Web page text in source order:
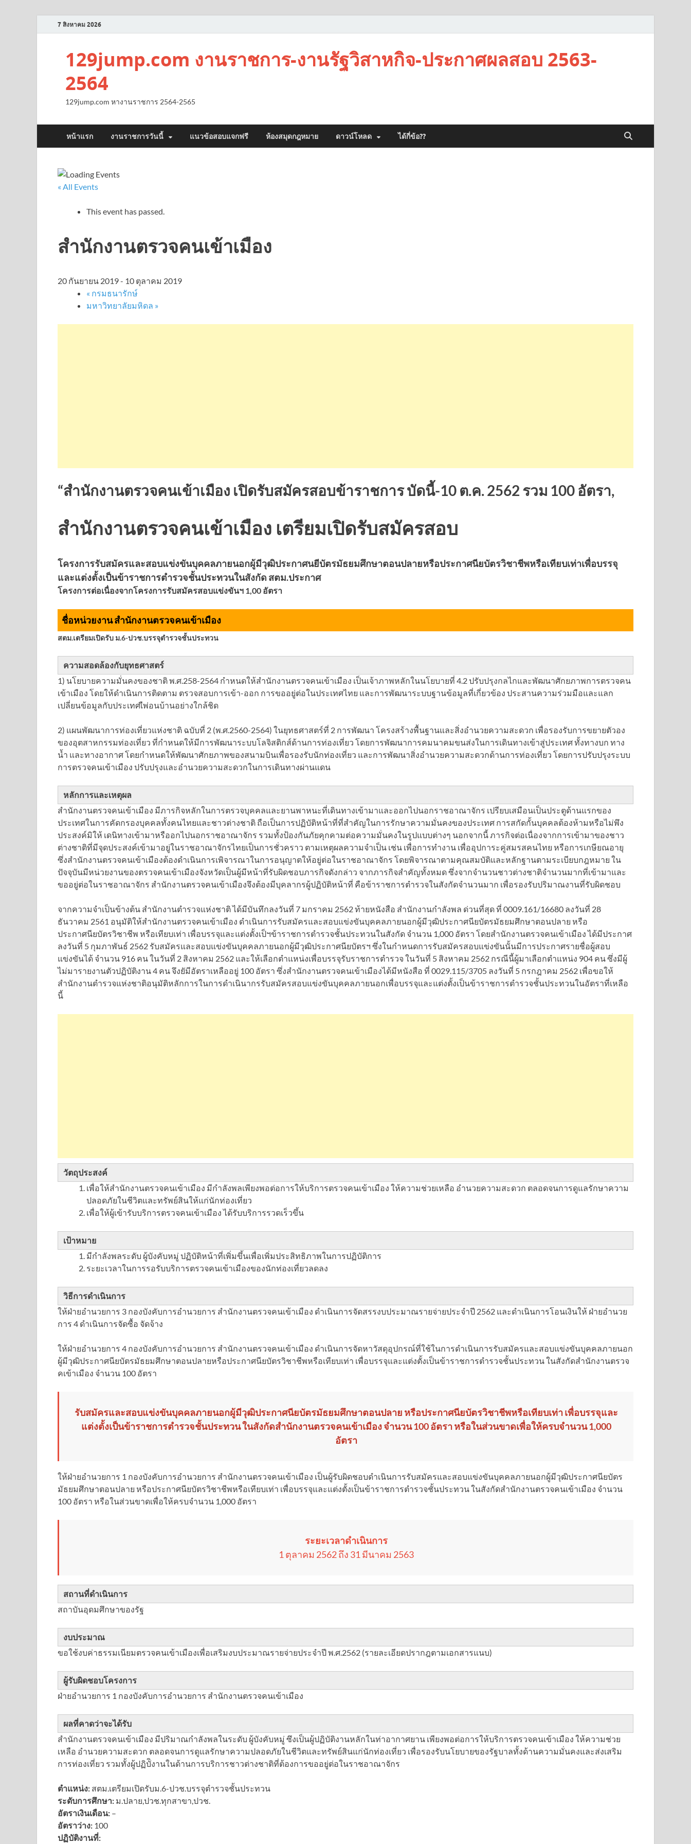
7 สิงหาคม 2026
129jump.com งานราชการ-งานรัฐวิสาหกิจ-ประกาศผลสอบ 2563-
2564
129jump.com หางานราชการ 2564-2565
หน้าแรก งานราชการวันนี้ แนวข้อสอบแจกฟรี ห้องสมุดกฎหมาย ดาวน์โหลด ได้กี่ข้อ??
« All Events
This event has passed.
สำนักงานตรวจคนเข้าเมือง
20 กันยายน 2019- 10 ตุลาคม 2019
« กรมธนารักษ์
มหาวิทยาลัยมหิดล »
“สำนักงานตรวจคนเข้าเมือง เปิดรับสมัครสอบข้าราชการ บัดนี้-10 ต.ค. 2562 รวม 100 อัตรา,
สำนักงานตรวจคนเข้าเมือง เตรียมเปิดรับสมัครสอบ
โครงการรับสมัครและสอบแข่งขันบุคคลภายนอกผู้มีวุฒิประกาศนยีบัตรมัธยมศึกษาตอนปลายหรือประกาศนียบัตรวิชาชีพหรือเทียบเท่าเพื่อบรรจุ
และแต่งตั้งเป็นข้าราชการตำรวจชั้นประทวนในสังกัด สตม.ประกาศ
โครงการต่อเนื่องจากโครงการรับสมัครสอบแข่งขันฯ 1,00 อัตรา
ชื่อหน่วยงาน สำนักงานตรวจคนเข้าเมือง
สตม.เตรียมเปิดรับ ม.6-ปวช.บรรจุตำรวจชั้นประทวน
ความสอดล้องกับยุทธศาสตร์
1) นโยบายความมั่นคงของชาติ พ.ศ.258-2564 กำหนดให้สำนักงานตรวจคนเข้าเมือง เป็นเจ้าภาพหลักในนโยบายที่ 4.2 ปรับปรุงกลไกและพัฒนาศักยภาพการตรวจคน
เข้าเมือง โดยให้ดำเนินการติดตาม ตรวจสอบการเข้า-ออก การขออยู่ต่อในประเทศไทย และการพัฒนาระบบฐานข้อมูลที่เกี่ยวข้อง ประสานความร่วมมือและแลก
เปลี่ยนข้อมูลกับประเทศเืพ่อนบ้านอย่างใกล้ชิด
2) แผนพัฒนาการท่องเที่ยวแห่งชาติ ฉบับที่ 2 (พ.ศ.2560-2564) ในยุทธศาสตร์ที่ 2 การพัฒนา โครงสร้างพื้นฐานและสิ่งอำนวยความสะดวก เพื่อรองรับการขยายตัวอง
ของอุตสาหกรรมท่องเที่ยว ที่กำหนดให้มีการพัฒนาระบบโลจิสติกส์ด้านการท่องเที่ยว โดยการพัฒนาการคมนาคมขนส่งในการเดินทางเข้าสู่ประเทศ ทั้งทางบก ทาง
น้ำ และทางอากาศ โดยกำหนดให้พัฒนาศักยภาพของสนามบินเพื่อรองรับนักท่องเที่ยว และการพัฒนาสิ่งอำนวยความสะดวกด้านการท่องเที่ยว โดยการปรับปรุงระบบ
การตรวจคนเข้าเมือง ปรับปรุงและอำนวยความสะดวกในการเดินทางผ่านแดน
หลักการและเหตุผล
สำนักงานตรวจคนเข้าเมือง มีภารกิจหลักในการตรวจบุคคลและยานพาหนะที่เดินทางเข้ามาและออกไปนอกราชอาณาจักร เปรียบเสมือนเป็นประตูด้านแรกของ
ประเทศในการคัดกรองบุคคลทั้งคนไทยและชาวต่างชาติ ถือเป็นการปฏิบัติหน้าที่ที่สำคัญในการรักษาความมั่นคงของประเทศ การสกัดกั้นบุคคลต้องห้ามหรือไม่พึง
ประสงค์มิให้ เดนิทางเข้ามาหรืออกไปนอกราชอาณาจักร รวมทั้งป้องกันภัยคุกคามต่อความมั่นคงในรูปแบบต่างๆ นอกจากนี้ ภารกิจต่อเนื่องจากการเข้ามาของชาว
ต่างชาติที่มีจุดประสงค์เข้ามาอยู่ในราชอาณาจักรไทยเป็นการชั่วคราว ตามเหตุผลความจำเป็น เช่น เพื่อการทำงาน เพื่ออุปการะคู่สมรสคนไทย หรือการเกษียณอายุ
ซึ่งสำนักงานตรวจคนเข้าเมืองต้องดำเนินการเพิจารณาในการอนุญาตให้อยู่ต่อในราชอาณาจักร โดยพิจารณาตามคุณสมบัติและหลักฐานตามระเบียบกฎหมาย ใน
ปัจจุบันมีหน่วยงานของตรวจคนเข้าเมืองจังหวัดเป็นผู้มีหน้าที่รับผิดชอบภารกิจดังกล่าว จากภารกิจสำคัญทั้งหมด ซึ่งจากจำนวนชาวต่างชาติจำนวนมากที่เข้ามาและ
ขออยู่ต่อในราชอาณาจักร สำนักงานตรวจคนเข้าเมืองจึงต้องมีบุคลากรผู้ปฏิบัติหน้าที่ คือข้าราชการตำรวจในสังกัดจำนวนมาก เพื่อรองรับปริมาณงานที่รับผิดชอบ
จากความจำเป็นข้างต้น สำนักงานตำรวจแห่งชาติ ได้มีบันทึกลงวันที่ 7 มกราคม 2562 ท้ายหนังสือ สำนักงานกำลังพล ด่วนที่สุด ที่ 0009.161/16680 ลงวันที่ 28
ธันวาคม 2561 อนุมัติให้สำนักงานตรวจคนเข้าเมือง ดำเนินการรับสมัครและสอบแข่งขันบุคคลภายนอกผู้มีวุฒิประกาศนียบัตรมัธยมศึกษาตอนปลาย หรือ
ประกาศนียบัตรวิชาชีพ หรือเทียบเท่า เพื่อบรรจุและแต่งตั้งเป็ฯข้าราชการตำรวจชั้นประทวนในสังกัด จำนวน 1,000 อัตรา โดยสำนักงานตรวจคนเข้าเมือง ได้มีประกาศ
ลงวันที่ 5 กุมภาพันธ์ 2562 รับสมัครและสอบแข่งขันบุคคลภายนอกผู้มีวุฒิประกาศนียบัตรฯ ซึ่งในกำหนดการรับสมัครสอบแข่งขันนั้นมีการประกาศรายชื่อผู้สอบ
แข่งขันได้ จำนวน 916 คน ในวันที่ 2 สิงหาคม 2562 และให้เลือกตำแหน่งเพื่อบรรจุรับราชการตำรวจ ในวันที่ 5 สิงหาคม 2562 กรณีนี้ผู้มาเลือกตำแหน่ง 904 คน ซึ่งมีผู้
ไม่มารายงานตัวปฏิบัติงาน 4 คน จึงยัมีอัตราเหลืออยู่ 100 อัตรา ซึ่งสำนักงานตรวจคนเข้าเมืองได้มีหนังสือ ที่ 0029.115/3705 ลงวันที่ 5 กรกฎาคม 2562 เพื่อขอให้
สำนักงานตำรวจแห่งชาติอนุมัติหลักการในการดำเนินากรรับสมัครสอบแข่งขันบุคคลภายนอกเพื่อบรรจุและแต่งตั้งเป็นข้าราชการตำรวจชั้นประทวนในอัตราที่เหลือ
นี้
วัตถุประสงค์
เพื่อให้สำนักงานตรวจคนเข้าเมือง มีกำลังพลเพียงพอต่อการให้บริการตรวจคนเข้าเมือง ให้ความช่วยเหลือ อำนวยความสะดวก ตลอดจนการดูแลรักษาความ
ปลอดภัยในชีวิตและทรัพย์สินให้แก่นักท่องเที่ยว
เพื่อให้ผู้เข้ารับบริการตรวจคนเข้าเมือง ได้รับบริการรวดเร็วขึ้น
เป้าหมาย
มีกำลังพลระดับ ผู้บังคับหมู่ ปฏิบัติหน้าที่เพิ่มขึ้นเพื่อเพิ่มประสิทธิภาพในการปฏิบัติการ
ระยะเวลาในการรอรับบริการตรวจคนเข้าเมืองของนักท่องเที่ยวลดลง
วิธีการดำเนินการ
ให้ฝ่ายอำนวยการ 3 กองบังคับการอำนวยการ สำนักงานตรวจคนเข้าเมือง ดำเนินการจัดสรรงบประมาณรายจ่ายประจำปี 2562 และดำเนินการโอนเงินให้ ฝ่ายอำนวย
การ 4 ดำเนินการจัดซื้อ จัดจ้าง
ให้ฝ่ายอำนวยการ 4 กองบังคับการอำนวยการ สำนักงานตรวจคนเข้าเมือง ดำเนินการจัดหาวัสดุอุปกรณ์ที่ใช้ในการดำเนินการรับสมัครและสอบแข่งขันบุคคลภายนอก
ผู้มีวุฒิประกาศนียบัตรมัธยมศึกษาตอนปลายหรือประกาศนียบัตรวิชาชีพหรือเทียบเท่า เพื่อบรรจุและแต่งตั้งเป็นข้าราชการตำรวจชั้นประทวน ในสังกัดสำนักงานตรวจ
คเข้าเมือง จำนวน 100 อัตรา
รับสมัครและสอบแข่งขันบุคคลภายนอกผู้มีวุฒิประกาศนียบัตรมัธยมศึกษาตอนปลาย หรือประกาศนียบัตรวิชาชีพหรือเทียบเท่า เพื่อบรรจุและ
แต่งตั้งเป็นข้าราชการตำรวจชั้นประทวน ในสังกัดสำนักงานตรวจคนเข้าเมือง จำนวน 100 อัตรา หรือในส่วนขาดเพื่อให้ครบจำนวน 1,000
อัตรา
ให้ฝ่ายอำนวยการ 1 กองบังคับการอำนวยการ สำนักงานตรวจคนเข้าเมือง เป็นผู้รับผิดชอบดำเนินการรับสมัครและสอบแข่งขันบุคคลภายนอกผู้มีวุฒิประกาศนียบัตร
มัธยมศึกษาตอนปลาย หรือประกาศนียบัตรวิชาชีพหรือเทียบเท่า เพื่อบรรจุและแต่งตั้งเป็นข้าราชการตำรวจชั้นประทวน ในสังกัดสำนักงานตรวจคนเข้าเมือง จำนวน
100 อัตรา หรือในส่วนขาดเพื่อให้ครบจำนวน 1,000 อัตรา
ระยะเวลาดำเนินการ
1 ตุลาคม 2562 ถึง 31 มีนาคม 2563
สถานที่ดำเนินการ
สถาบันอุดมศึกษาของรัฐ
งบประมาณ
ขอใช้งบค่าธรรมเนียมตรวจคนเข้าเมืองเพื่อเสริมงบประมาณรายจ่ายประจำปี พ.ศ.2562 (รายละเอียดปรากฎตามเอกสารแนบ)
ผู้รับผิดชอบโครงการ
ฝ่ายอำนวยการ 1 กองบังคับการอำนวยการ สำนักงานตรวจคนเข้าเมือง
ผลที่คาดว่าจะได้รับ
สำนักงานตรวจคนเข้าเมือง มีปริมาณกำลังพลในระดับ ผู้บังคับหมู่ ซึงเป็นผู้ปฏิบัติงานหลักในท่าอากาศยาน เพียงพอต่อการให้บริการตรวจคนเข้าเมือง ให้ความช่วย
เหลือ อำนวยความสะดวก ตลอดจนการดูแลรักษาความปลอดภัยในชีวิตและทรัพย์สินแก่นักท่องเที่ยว เพื่อรองรับนโยบายของรัฐบาลทั้งด้านความมั่นคงและส่งเสริม
การท่องเที่ยว รวมทั้งผู้ปฏิบัิงานในด้านการบริการชาวต่างชาติที่ต้องการขออยู่ต่อในราชอาณาจักร
ตำแหน่ง: สตม.เตรียมเปิดรับม.6-ปวช.บรรจุตำรวจชั้นประทวน
ระดับการศึกษา: ม.ปลาย,ปวช.ทุกสาขา,ปวช.
อัตราเงินเดือน: –
อัตราว่าง: 100
ปฏิบัติงานที่: